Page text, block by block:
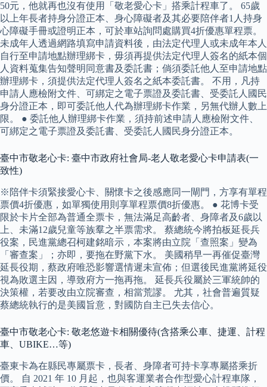
50元，他就再也沒有使用「敬老愛心卡」搭乘計程車了。 65歲
以上年長者持身分證正本、身心障礙者及其必要陪伴者1人持身
心障礙手冊或證明正本，可於車站詢問處購買4折優惠單程票。
未成年人透過網路填寫申請資料後，由法定代理人或未成年本人
自行至申請地點辦理綁卡，毋須再提供法定代理人簽名的紙本個
人資料蒐集告知聲明同意書及委託書；倘須委託他人至申請地點
辦理綁卡，須提供法定代理人簽名之紙本委託書。 不用，凡持
申請人應檢附文件、可綁定之電子票證及委託書、受委託人國民
身分證正本，即可委託他人代為辦理綁卡作業，另無代辦人數上
限。 ● 委託他人辦理綁卡作業，須持前述申請人應檢附文件、
可綁定之電子票證及委託書、受委託人國民身分證正本。
臺中市敬老心卡: 臺中市政府社會局-老人敬老愛心卡申請表(一
致性)
※陪伴卡須緊接愛心卡、關懷卡之後感應同一閘門，方享有單程
票價4折優惠，如單獨使用則享單程票價8折優惠。 ● 花博卡受
限於卡片全部為普通全票卡，無法滿足高齡者、身障者及6歲以
上、未滿12歲兒童等族羣之半票需求。 蔡總統今將拍板延長兵
役案，民進黨總召柯建銘暗示，本案將由立院「查照案」變為
「審查案」；亦即，要拖在野黨下水。 美國稍早一再催促臺灣
延長役期，蔡政府唯恐影響選情遲未宣佈；但選後民進黨將延役
視為敗選主因，導致府方一拖再拖。 延長兵役屬於三軍統帥的
決策權，若要改由立院審查，相當荒謬。 尤其，社會普遍質疑
蔡總統執行的是美國旨意，對國防自主已失去信心。
臺中市敬老心卡: 敬老悠遊卡相關優待(含搭乘公車、捷運、計程
車、UBIKE…等)
臺東卡為在縣民專屬票卡，長者、身障者可持卡享專屬搭乘折
價。 自 2021 年 10 月起，也與客運業者合作型愛心計程車隊，